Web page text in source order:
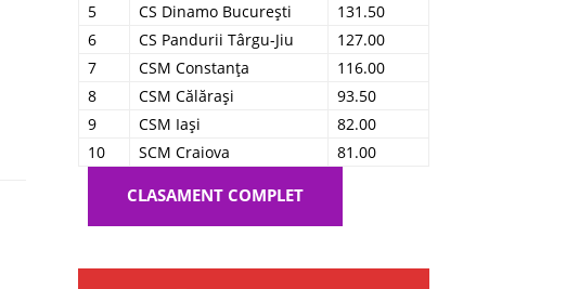
5
CS Dinamo București
131.50
6
CS Pandurii Târgu-Jiu
127.00
7
CSM Constanța
116.00
8
CSM Călărași
93.50
9
CSM Iași
82.00
10
SCM Craiova 81.00
CLASAMENT COMPLET